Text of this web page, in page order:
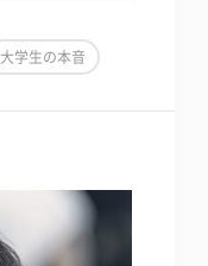
大学生の本音